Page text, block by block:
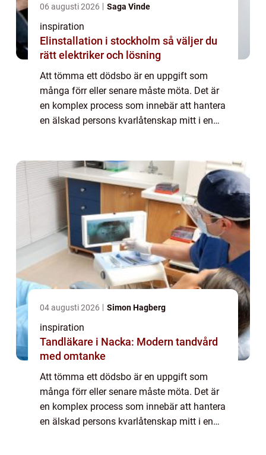
06 augusti 2026 Saga Vinde
inspiration
Elinstallation i stockholm så väljer du
rätt elektriker och lösning
Att tömma ett dödsbo är en uppgift som
många förr eller senare måste möta. Det är
en komplex process som innebär att hantera
en älskad persons kvarlåtenskap mitt i en
04 augusti 2026 Simon Hagberg
inspiration
Tandläkare i Nacka: Modern tandvård
med omtanke
Att tömma ett dödsbo är en uppgift som
många förr eller senare måste möta. Det är
en komplex process som innebär att hantera
en älskad persons kvarlåtenskap mitt i en